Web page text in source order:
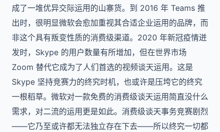
成了一堆优异交际运用的山寨货。到 2016 年 Teams 推
出时，很明显微软会愈加重视其合适企业运用的品牌，而
非这个具有叛变性质的消费级渠道。2020 年新冠疫情迸
发时，Skype 的用户数量有所增加，但在世界市场
Zoom 替代它成为了人们首选的视频谈天运用。这是
Skype 坚持竞赛力的终究时机，也或许是压垮它的终究
一根稻草。微软对一款免费的消费级谈天运用简直没什么
需求，对二流的运用更是如此。消费级谈天事务竞赛剧烈
——它乃至或许都无法独立存在下去——所以终究一切都